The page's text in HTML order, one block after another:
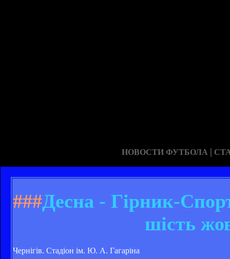
НОВОСТИ ФУТБОЛА |
###Десна - Гірник-
шість
Чернігів. Стадіон ім. Ю. А. Гагаріна